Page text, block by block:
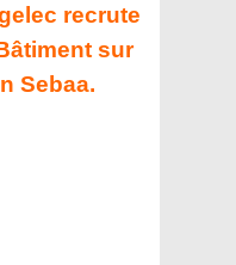
recrute
sur
Sebaa.